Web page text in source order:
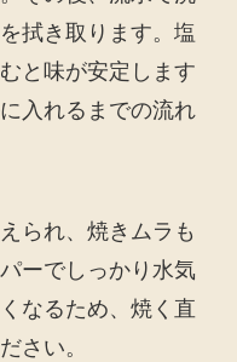
拭き取ります。塩
と味が安定します
入れるまでの流れ
られ、焼きムラも
ーでしっかり水気
なるため、焼く直
さい。